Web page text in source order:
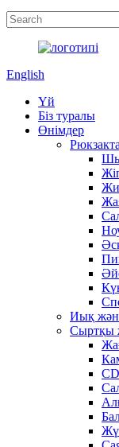
English
Үй
Біз туралы
Өнімдер
Иық
Сыртқы